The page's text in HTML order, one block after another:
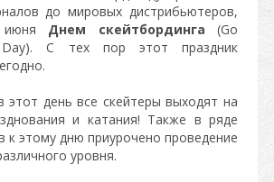
до мировых дистрибьютеров,
Днем скейтбординга (Go
Day). С тех пор этот праздник
день все скейтеры выходят на
и катания! Также в ряде
к этому дню приурочено проведение
уровня.